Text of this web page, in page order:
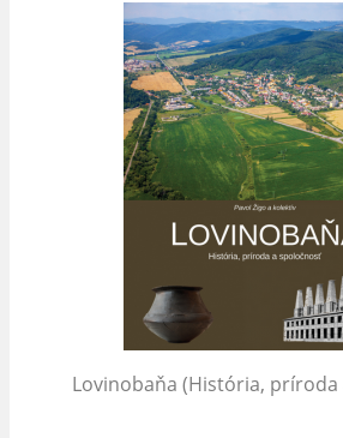
Lovinobaňa (História,